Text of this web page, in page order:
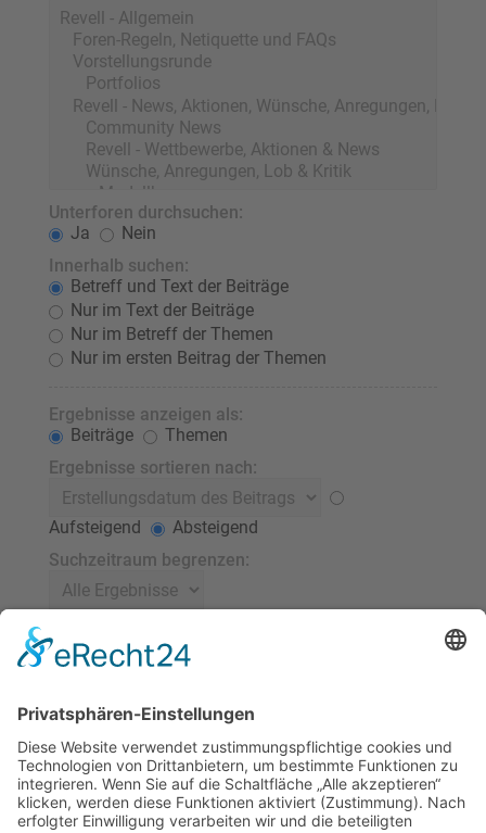
Unterforen durchsuchen:
Ja
Nein
Innerhalb suchen:
Betreff und Text der Beiträge
Nur im Text der Beiträge
Nur im Betreff der Themen
Nur im ersten Beitrag der Themen
Ergebnisse anzeigen als:
Beiträge
Themen
Ergebnisse sortieren nach:
Aufsteigend
Absteigend
Suchzeitraum begrenzen:
Stelle 0 als Wert ein, damit der komplette Beitrag
angezeigt wird.